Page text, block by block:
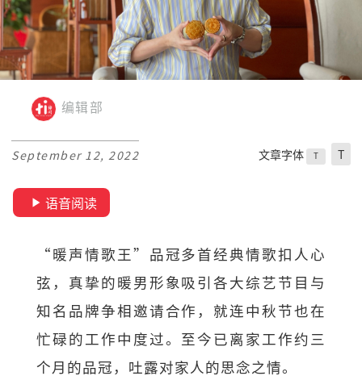
编辑部
September 12, 2022 文章字体 T T
语音阅读
“暖声情歌王”品冠多首经典情歌扣人心
弦，真挚的暖男形象吸引各大综艺节目与
知名品牌争相邀请合作，就连中秋节也在
忙碌的工作中度过。至今已离家工作约三
个月的品冠，吐露对家人的思念之情。